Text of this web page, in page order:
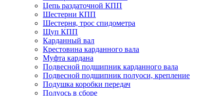
Цепь раздаточной КПП
Шестерни КПП
Шестерня, трос спидометра
Щуп КПП
Карданный вал
Крестовина карданного вала
Муфта кардана
Подвесной подшипник карданного вала
Подвесной подшипник полуоси, крепление
Подушка коробки передач
Полуось в сборе